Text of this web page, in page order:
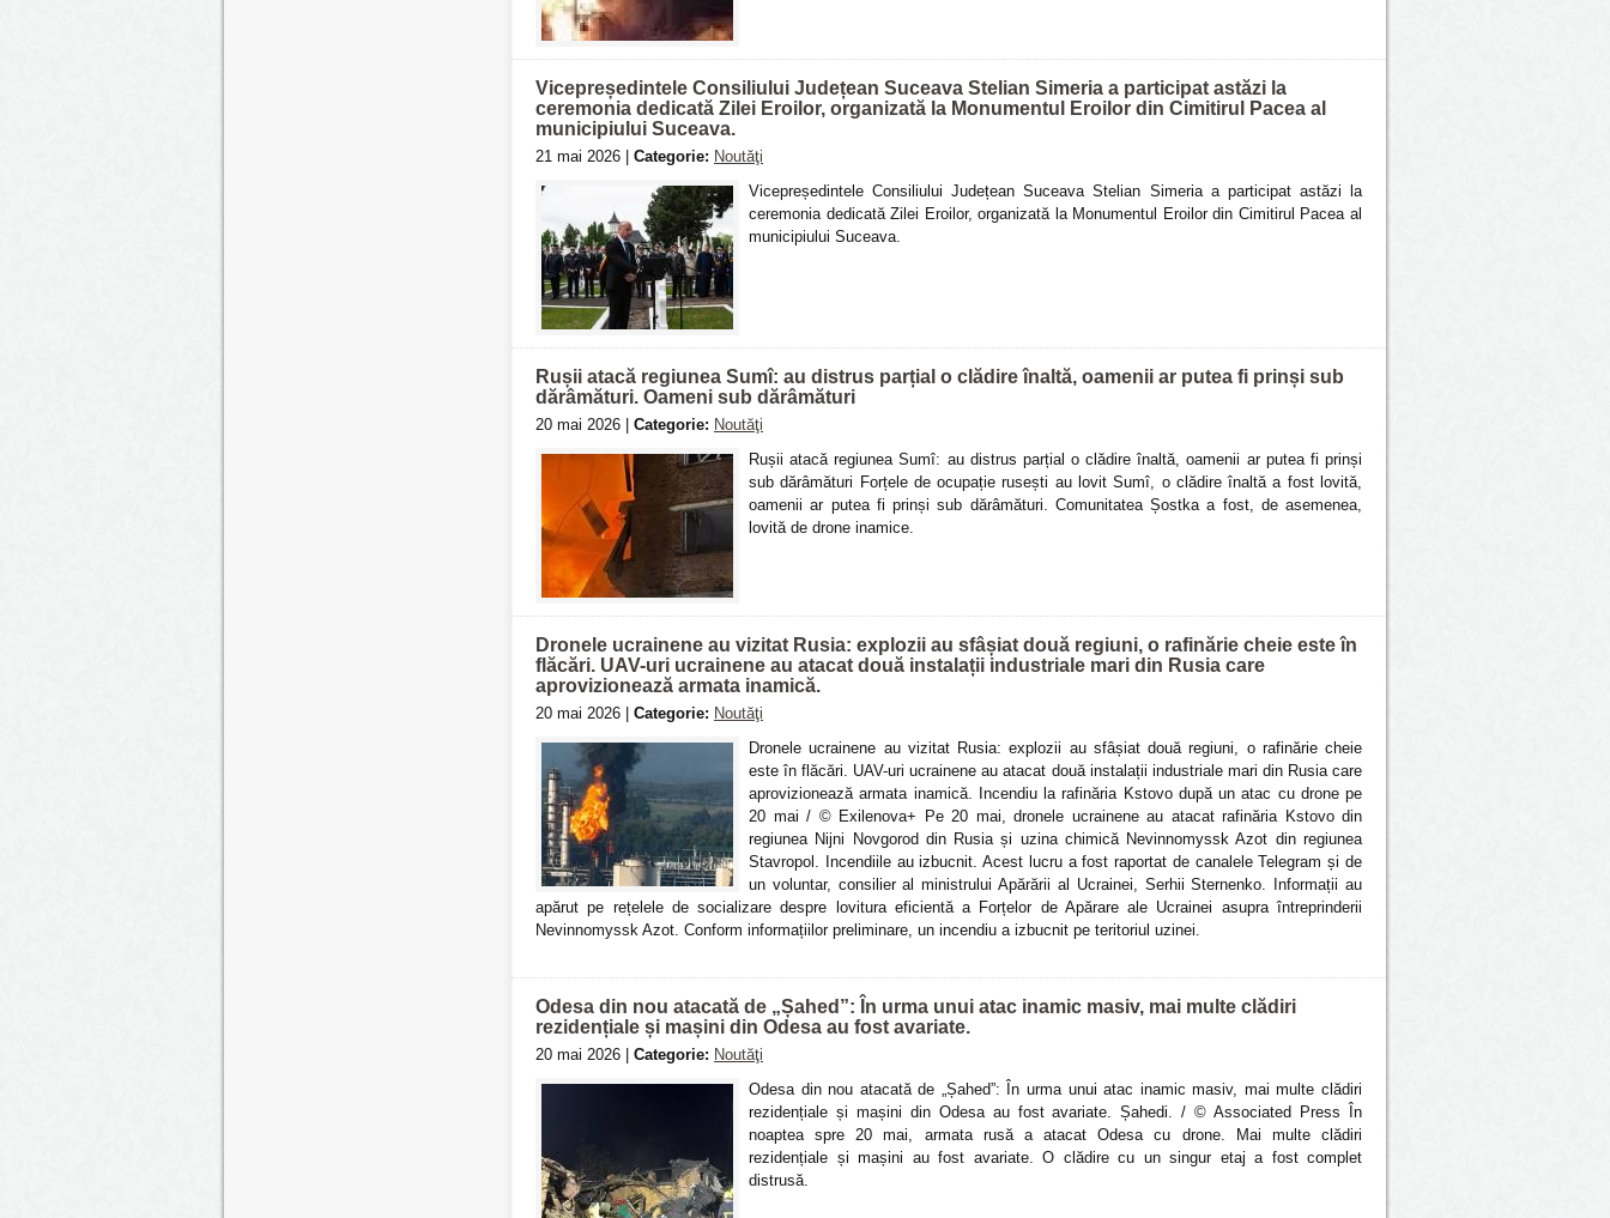
Vicepreședintele Consiliului Județean Suceava Stelian Simeria a participat astăzi la
ceremonia dedicată Zilei Eroilor, organizată la Monumentul Eroilor din Cimitirul Pacea al
municipiului Suceava.
21 mai 2026 | Categorie: Noutăţi
Vicepreședintele Consiliului Județean Suceava Stelian Simeria a participat astăzi la
ceremonia dedicată Zilei Eroilor, organizată la Monumentul Eroilor din Cimitirul Pacea al
municipiului Suceava.
Rușii atacă regiunea Sumî: au distrus parțial o clădire înaltă, oamenii ar putea fi prinși sub
dărâmături. Oameni sub dărâmături
20 mai 2026 | Categorie: Noutăţi
Rușii atacă regiunea Sumî: au distrus parțial o clădire înaltă, oamenii ar putea fi prinși
sub dărâmături Forțele de ocupație rusești au lovit Sumî, o clădire înaltă a fost lovită,
oamenii ar putea fi prinși sub dărâmături. Comunitatea Șostka a fost, de asemenea,
lovită de drone inamice.
Dronele ucrainene au vizitat Rusia: explozii au sfâșiat două regiuni, o rafinărie cheie este în
flăcări. UAV-uri ucrainene au atacat două instalații industriale mari din Rusia care
aprovizionează armata inamică.
20 mai 2026 | Categorie: Noutăţi
Dronele ucrainene au vizitat Rusia: explozii au sfâșiat două regiuni, o rafinărie cheie
este în flăcări. UAV-uri ucrainene au atacat două instalații industriale mari din Rusia care
aprovizionează armata inamică. Incendiu la rafinăria Kstovo după un atac cu drone pe
20 mai / © Exilenova+ Pe 20 mai, dronele ucrainene au atacat rafinăria Kstovo din
regiunea Nijni Novgorod din Rusia și uzina chimică Nevinnomyssk Azot din regiunea
Stavropol. Incendiile au izbucnit. Acest lucru a fost raportat de canalele Telegram și de
un voluntar, consilier al ministrului Apărării al Ucrainei, Serhii Sternenko. Informații au
apărut pe rețelele de socializare despre lovitura eficientă a Forțelor de Apărare ale Ucrainei asupra întreprinderii
Nevinnomyssk Azot. Conform informațiilor preliminare, un incendiu a izbucnit pe teritoriul uzinei.
Odesa din nou atacată de „Șahed”: În urma unui atac inamic masiv, mai multe clădiri
rezidențiale și mașini din Odesa au fost avariate.
20 mai 2026 | Categorie: Noutăţi
Odesa din nou atacată de „Șahed”: În urma unui atac inamic masiv, mai multe clădiri
rezidențiale și mașini din Odesa au fost avariate. Șahedi. / © Associated Press În
noaptea spre 20 mai, armata rusă a atacat Odesa cu drone. Mai multe clădiri
rezidențiale și mașini au fost avariate. O clădire cu un singur etaj a fost complet
distrusă.